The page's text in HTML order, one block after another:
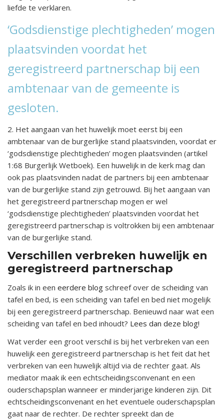
liefde te verklaren.
‘Godsdienstige plechtigheden’ mogen
plaatsvinden voordat het
geregistreerd partnerschap bij een
ambtenaar van de gemeente is
gesloten.
2. Het aangaan van het huwelijk moet eerst bij een
ambtenaar van de burgerlijke stand plaatsvinden, voordat er
‘godsdienstige plechtigheden’ mogen plaatsvinden (artikel
1:68 Burgerlijk Wetboek). Een huwelijk in de kerk mag dan
ook pas plaatsvinden nadat de partners bij een ambtenaar
van de burgerlijke stand zijn getrouwd. Bij het aangaan van
het geregistreerd partnerschap mogen er wel
‘godsdienstige plechtigheden’ plaatsvinden voordat het
geregistreerd partnerschap is voltrokken bij een ambtenaar
van de burgerlijke stand.
Verschillen verbreken huwelijk en
geregistreerd partnerschap
Zoals ik in een eerdere blog schreef over de scheiding van
tafel en bed, is een scheiding van tafel en bed niet mogelijk
bij een geregistreerd partnerschap. Benieuwd naar wat een
scheiding van tafel en bed inhoudt? Lees dan deze blog!
Wat verder een groot verschil is bij het verbreken van een
huwelijk een geregistreerd partnerschap is het feit dat het
verbreken van een huwelijk altijd via de rechter gaat. Als
mediator maak ik een echtscheidingsconvenant en een
ouderschapsplan wanneer er minderjarige kinderen zijn. Dit
echtscheidingsconvenant en het eventuele ouderschapsplan
gaat naar de rechter. De rechter spreekt dan de